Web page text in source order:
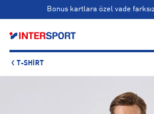
Bonus kartlara özel vade
T-SHIRT